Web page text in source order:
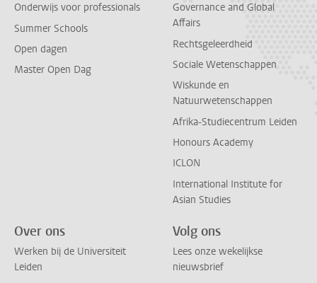
Onderwijs voor professionals
Summer Schools
Open dagen
Master Open Dag
Governance and Global
Affairs
Rechtsgeleerdheid
Sociale Wetenschappen
Wiskunde en
Natuurwetenschappen
Afrika-Studiecentrum Leiden
Honours Academy
ICLON
International Institute for
Asian Studies
Over ons
Werken bij de Universiteit
Leiden
Volg ons
Lees onze wekelijkse
nieuwsbrief